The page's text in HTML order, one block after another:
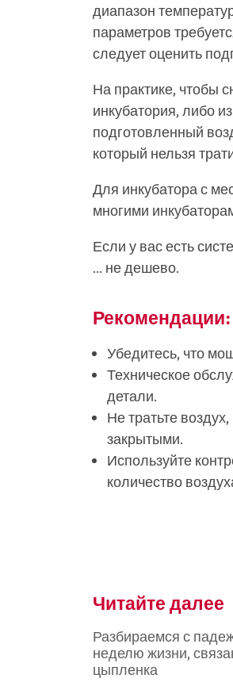
диапазон
параметров
следует оценить
На практике, чтобы
инкубатория, либо
подготовленный
который нельзя
Для инкубатора с
многими
Если у вас есть
... не дешево.
Рекомендации:
Убедитесь, что
Техническое
детали.
Не тратьте
закрытыми.
Используйте
количество
Читайте далее
Разбираемся с
неделю жизни,
цыпленка